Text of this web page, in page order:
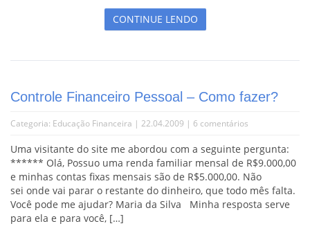
CONTINUE LENDO
Controle Financeiro Pessoal – Como fazer?
Categoria: Educação Financeira | 22.04.2009 | 6 comentários
Uma visitante do site me abordou com a seguinte pergunta:
****** Olá, Possuo uma renda familiar mensal de R$9.000,00
e minhas contas fixas mensais são de R$5.000,00. Não
sei onde vai parar o restante do dinheiro, que todo mês falta.
Você pode me ajudar? Maria da Silva Minha resposta serve
para ela e para você, […]